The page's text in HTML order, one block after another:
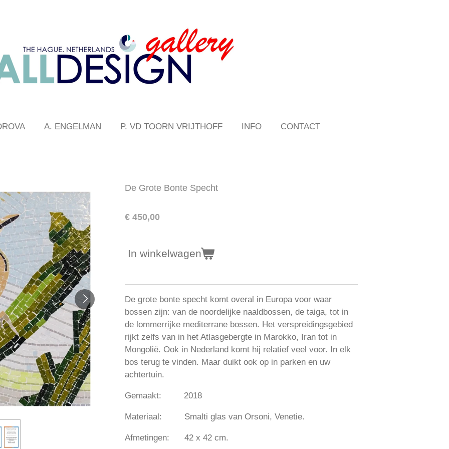
A. ENGELMAN P. VD TOORN VRIJTHOFF INFO CONTACT
De Grote Bonte Specht
€ 450,00
In winkelwagen
De grote bonte specht komt overal in Europa voor waar
bossen zijn: van de noordelijke naaldbossen, de taiga, tot in
de lommerrijke mediterrane bossen. Het verspreidingsgebied
rijkt zelfs van in het Atlasgebergte in Marokko, Iran tot in
Mongolië. Ook in Nederland komt hij relatief veel voor. In elk
bos terug te vinden. Maar duikt ook op in parken en uw
achtertuin.
Gemaakt: 2018
Materiaal: Smalti glas van Orsoni, Venetie.
Afmetingen: 42 x 42 cm.